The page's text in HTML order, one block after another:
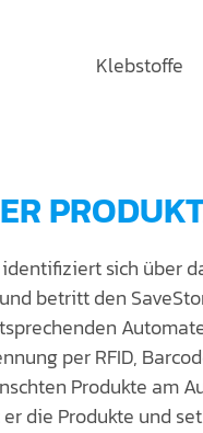
Klebstoffe
sich über
betritt den
per RFID,
Produkte am
die Produkte und